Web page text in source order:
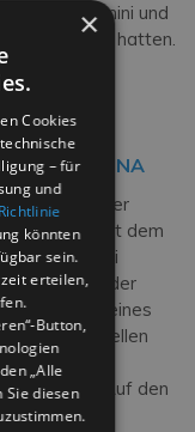
die Rimini und
gemacht hatten.
[…]
DI ROMAGNA
kontrollierter
seit dem
Trebbiano di
Weißwein, der
und seines
traditionellen
Romagna
kann. Auf den
×
Cookies
– für
und
könnten
sein.
erteilen,
Button,
„Alle
Sie diesen